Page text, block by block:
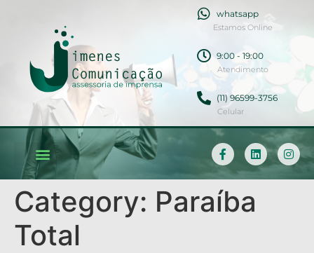
whatsapp
Estamos Online
9:00 - 19:00
Atendimento
(11) 96599-3756
Celular
Category: Paraíba
Total